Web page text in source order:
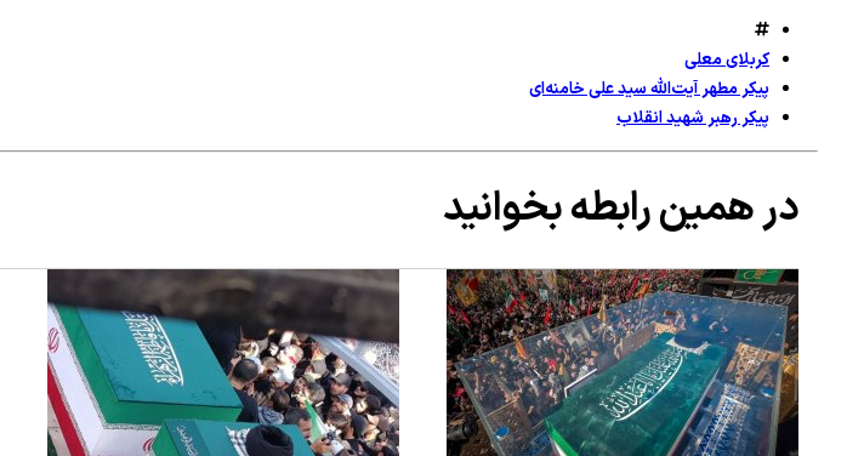
کربلای معلی
پیکر مطهر آیت‌الله سید علی خامنه‌ای
پیکر رهبر شهید انقلاب
در همین رابطه بخوانید